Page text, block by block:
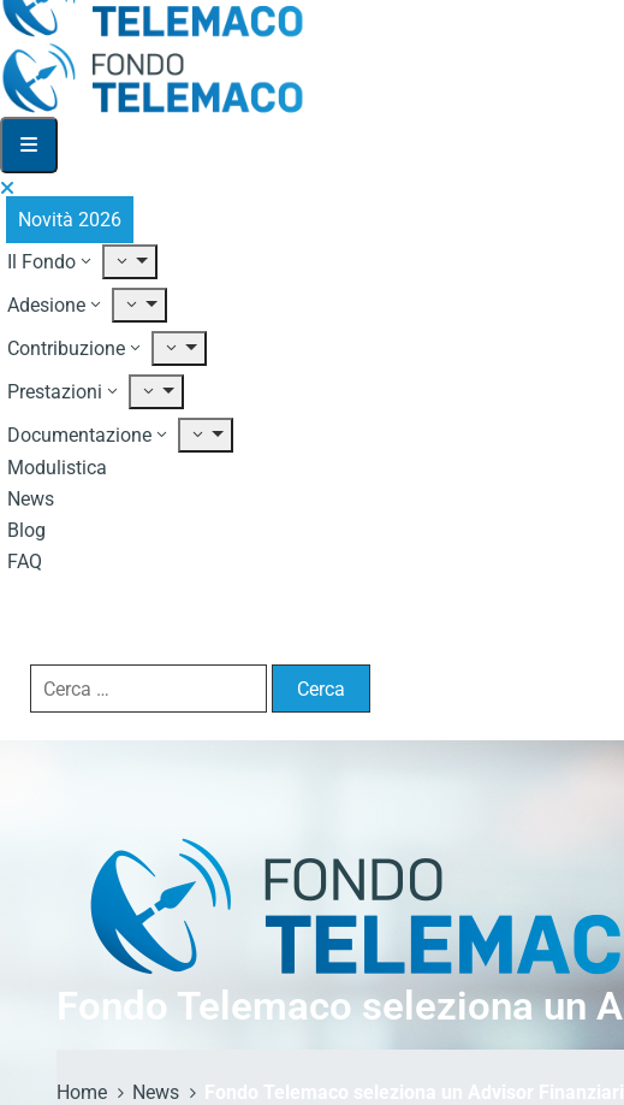
Novità 2026
Il Fondo
Adesione
Contribuzione
Prestazioni
Documentazione
Modulistica
News
Blog
FAQ
Fondo Telemaco seleziona un
Home News